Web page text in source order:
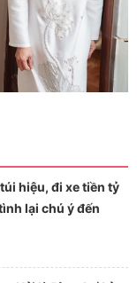
hiệu, đi xe tiền tỷ
lại chú ý đến